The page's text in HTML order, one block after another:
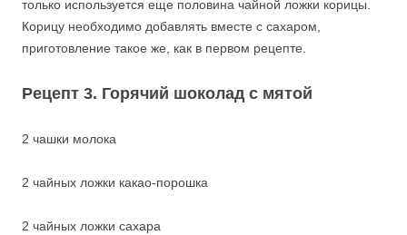
только используется еще половина чайной ложки корицы.
Корицу необходимо добавлять вместе с сахаром,
приготовление такое же, как в первом рецепте.
Рецепт 3. Горячий шоколад с мятой
2 чашки молока
2 чайных ложки какао-порошка
2 чайных ложки сахара